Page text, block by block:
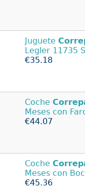
Juguete
Legler 11735
€35.18
Coche
Meses con
€44.07
Coche
Meses con
€45.36